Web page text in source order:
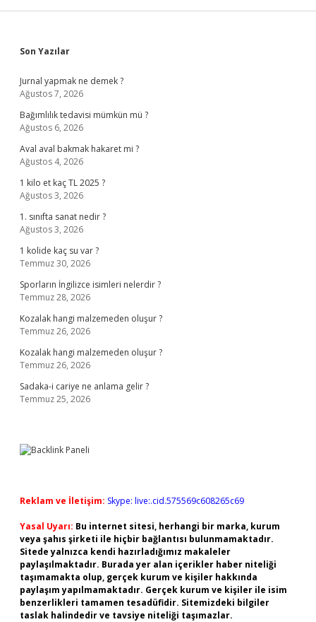
Sidebar
Son Yazılar
Jurnal yapmak ne demek ?
Ağustos 7, 2026
Bağımlılık tedavisi mümkün mü ?
Ağustos 6, 2026
Aval aval bakmak hakaret mi ?
Ağustos 4, 2026
1 kilo et kaç TL 2025 ?
Ağustos 3, 2026
1. sınıfta sanat nedir ?
Ağustos 3, 2026
1 kolide kaç su var ?
Temmuz 30, 2026
Sporların İngilizce isimleri nelerdir ?
Temmuz 28, 2026
Kozalak hangi malzemeden oluşur ?
Temmuz 26, 2026
Kozalak hangi malzemeden oluşur ?
Temmuz 26, 2026
Sadaka-i cariye ne anlama gelir ?
Temmuz 25, 2026
Reklam ve İletişim: Skype: live:.cid.575569c608265c69
Yasal Uyarı: Bu internet sitesi, herhangi bir marka, kurum
veya şahıs şirketi ile hiçbir bağlantısı bulunmamaktadır.
Sitede yalnızca kendi hazırladığımız makaleler
paylaşılmaktadır. Burada yer alan içerikler haber niteliği
taşımamakta olup, gerçek kurum ve kişiler hakkında
paylaşım yapılmamaktadır. Gerçek kurum ve kişiler ile isim
benzerlikleri tamamen tesadüfidir. Sitemizdeki bilgiler
taslak halindedir ve tavsiye niteliği taşımazlar.